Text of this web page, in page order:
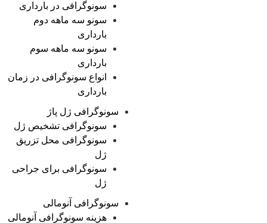
سونوگرافی در بارداری
سونو سه ماهه دوم
بارداری
سونو سه ماهه سوم
بارداری
انواع سونوگرافی در زمان
بارداری
سونوگرافی ژل پاژ
سونوگرافی تشخیص ژل
سونوگرافی محل تزریق
ژل
سونوگرافی برای جراحی
ژل
سونوگرافی آنومالی
هزینه سونوگرافی آنومالی